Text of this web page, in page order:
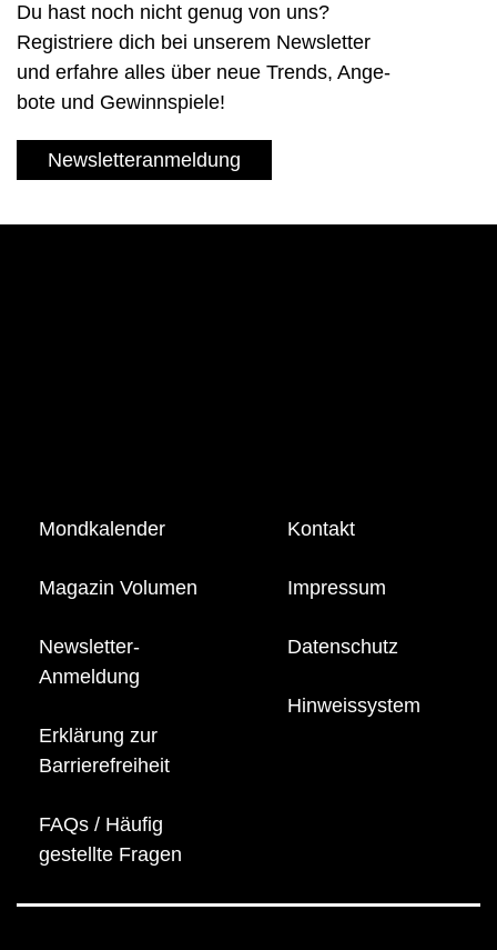
Du hast noch nicht genug von uns?
Registriere dich bei unserem News­letter
und er­fahre alles über neue Trends, Ange­
bote und Gewinn­spiele!
Newsletteranmeldung
Mondkalender
Magazin Volumen
Newsletter-
Anmeldung
Erklärung zur
Barrierefreiheit
FAQs / Häufig
gestellte Fragen
Kontakt
Impressum
Datenschutz
Hinweissystem